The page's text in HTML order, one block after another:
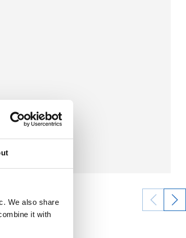
We also share
it with